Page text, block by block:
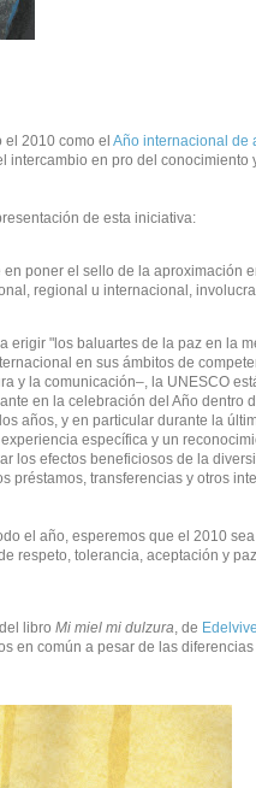
el 2010 como el Año internacional de
intercambio en pro del conocimiento
de esta iniciativa:
poner el sello de la aproximación
regional u internacional,
erigir "los baluartes de la paz en la
en sus ámbitos de
y la comunicación–, la UNESCO
en la celebración del Año dentro
años, y en particular durante la
específica y un
los efectos beneficiosos de la
préstamos, transferencias y otros
el año, esperemos que el 2010
respeto, tolerancia, aceptación y
libro Mi miel mi dulzura , de
en común a pesar de las